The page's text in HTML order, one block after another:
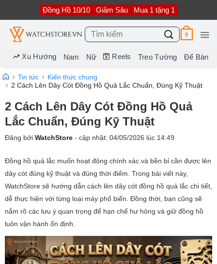
nội
dung
Đồng Hồ 10/10 Giảm Sâu Mua 1 tặng 1
Tìm
kiếm:
0
Xu Hướng Nam Nữ Reels Treo Tường Để Bàn
Tin tức
Kiến thức chung
2 Cách Lên Dây Cót Đồng Hồ Quả Lắc Chuẩn, Đúng Kỹ Thuật
2 Cách Lên Dây Cót Đồng Hồ Quả
Lắc Chuẩn, Đúng Kỹ Thuật
Đăng bởi WatchStore - cập nhật: 04/05/2026 lúc 14:49
Đồng hồ quả lắc muốn hoạt động chính xác và bền bỉ cần được lên
dây cót đúng kỹ thuật và đúng thời điểm. Trong bài viết này,
WatchStore sẽ hướng dẫn cách lên dây cót đồng hồ quả lắc chi tiết,
dễ thực hiện với từng loại máy phổ biến. Đồng thời, bạn cũng sẽ
nắm rõ các lưu ý quan trọng để hạn chế hư hỏng và giữ đồng hồ
luôn vận hành ổn định.